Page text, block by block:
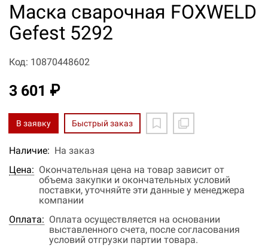
Маска сварочная FOXWELD
Gefest 5292
Код: 10870448602
3 601 ₽
В заявку Быстрый заказ
Наличие: На заказ
Цена: Окончательная цена на товар зависит от
объема закупки и окончательных условий
поставки, уточняйте эти данные у менеджера
компании
Оплата: Оплата осуществляется на основании
выставленного счета, после согласования
условий отгрузки партии товара.